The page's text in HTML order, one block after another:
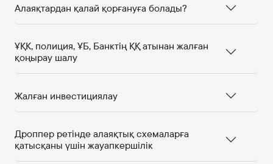
Алаяқтардан қалай қорғануға болады?
ҰҚК, полиция, ҰБ, Банктің ҚҚ атынан жалған
қоңырау шалу
Жалған инвестициялау
Дроппер ретінде алаяқтық схемаларға
қатысқаны үшін жауапкершілік